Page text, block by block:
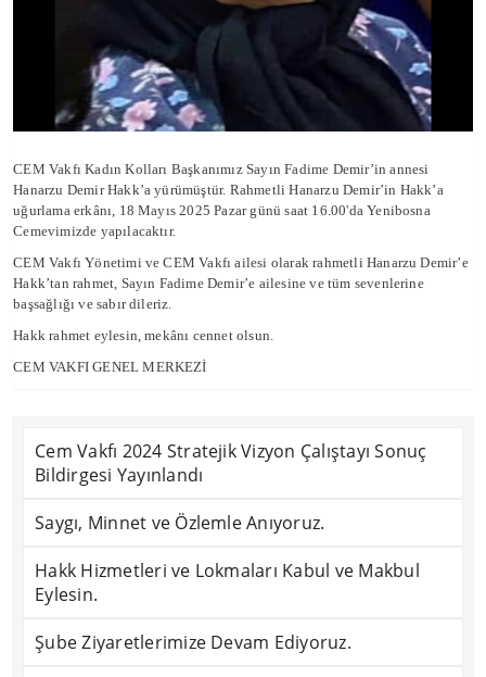
CEM Vakfı Kadın Kolları Başkanımız Sayın Fadime Demir’in annesi
Hanarzu Demir Hakk’a yürümüştür. Rahmetli Hanarzu Demir’in Hakk’a
uğurlama erkânı, 18 Mayıs 2025 Pazar günü saat 16.00'da Yenibosna
Cemevimizde yapılacaktır.
CEM Vakfı Yönetimi ve CEM Vakfı ailesi olarak rahmetli Hanarzu Demir’e
Hakk’tan rahmet, Sayın Fadime Demir’e ailesine ve tüm sevenlerine
başsağlığı ve sabır dileriz.
Hakk rahmet eylesin, mekânı cennet olsun.
CEM VAKFI GENEL MERKEZİ
Cem Vakfı 2024 Stratejik Vizyon Çalıştayı Sonuç
Bildirgesi Yayınlandı
Saygı, Minnet ve Özlemle Anıyoruz.
Hakk Hizmetleri ve Lokmaları Kabul ve Makbul
Eylesin.
Şube Ziyaretlerimize Devam Ediyoruz.